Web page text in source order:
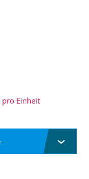
Einheit